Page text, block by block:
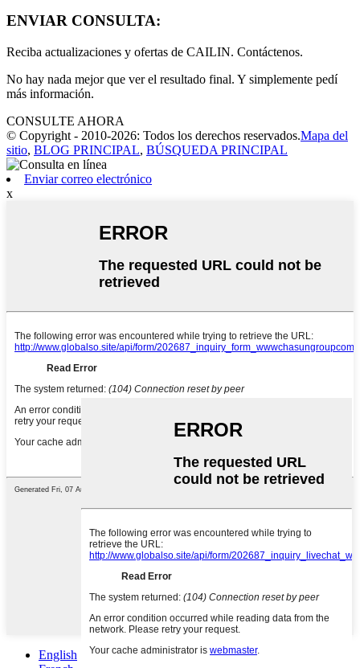
ENVIAR CONSULTA:
Reciba actualizaciones y ofertas de CAILIN. Contáctenos.
No hay nada mejor que ver el resultado final. Y simplemente pedí
más información.
CONSULTE AHORA
© Copyright - 2010-2026: Todos los derechos reservados.Mapa del
sitio, BLOG PRINCIPAL, BÚSQUEDA PRINCIPAL
Enviar correo electrónico
x
English